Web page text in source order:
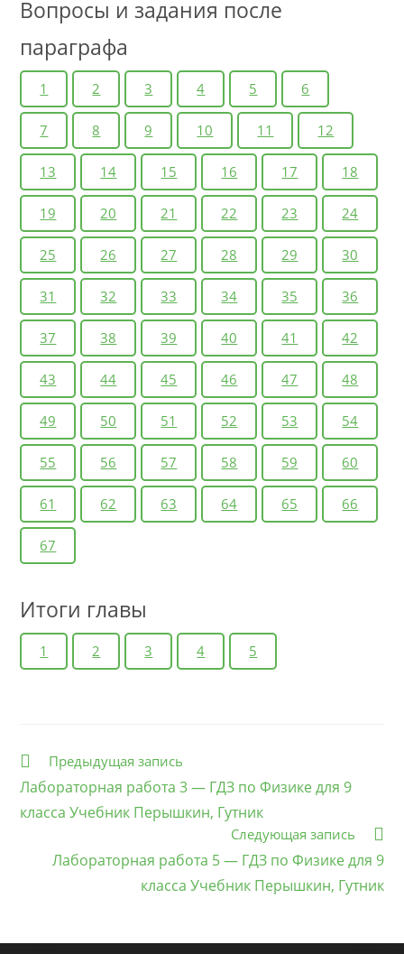
Вопросы и задания после
параграфа
1 2 3 4 5 6
7 8 9 10 11 12
13 14 15 16 17 18
19 20 21 22 23 24
25 26 27 28 29 30
31 32 33 34 35 36
37 38 39 40 41 42
43 44 45 46 47 48
49 50 51 52 53 54
55 56 57 58 59 60
61 62 63 64 65 66
67
Итоги главы
1 2 3 4 5
Еще
статьи
Предыдущая запись
Лабораторная работа 3 — ГДЗ по Физике для 9
класса Учебник Перышкин, Гутник
Следующая запись
Лабораторная работа 5 — ГДЗ по Физике для 9
класса Учебник Перышкин, Гутник